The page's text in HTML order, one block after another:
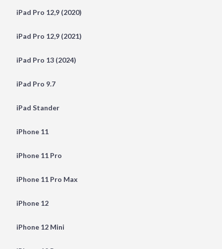
iPad Pro 12,9 (2020)
iPad Pro 12,9 (2021)
iPad Pro 13 (2024)
iPad Pro 9.7
iPad Stander
iPhone 11
iPhone 11 Pro
iPhone 11 Pro Max
iPhone 12
iPhone 12 Mini